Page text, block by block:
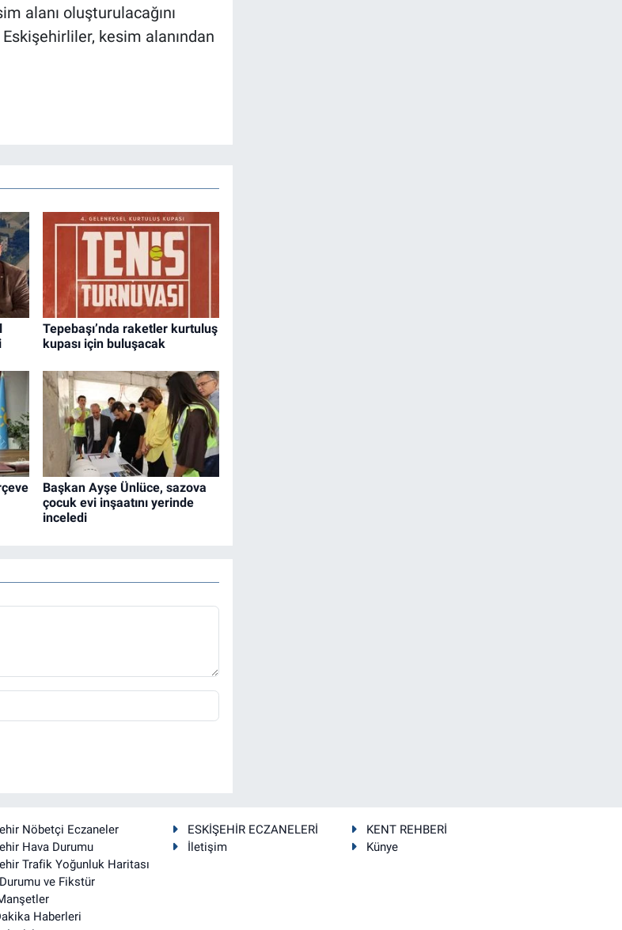
alanı oluşturulacağını
kesim alanından
Tepebaşı’nda raketler kurtuluş
kupası için buluşacak
Başkan Ayşe Ünlüce, sazova
çocuk evi inşaatını yerinde
inceledi
Nöbetçi Eczaneler
Hava Durumu
Trafik Yoğunluk Haritası
ve Fikstür
Haberleri
ESKİŞEHİR ECZANELERİ
KENT REHBERİ
İletişim
Künye